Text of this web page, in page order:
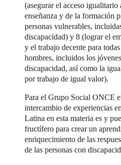
(asegurar el acceso igualitario
enseñanza y de la formación
personas vulnerables,
discapacidad) y 8 (lograr el
y el trabajo decente para
hombres, incluidos los
discapacidad, así como la
por trabajo de igual valor).
Para el Grupo Social ONCE
intercambio de experiencias
Latina en esta materia es y
fructífero para crear un
enriquecimiento de las
de las personas con